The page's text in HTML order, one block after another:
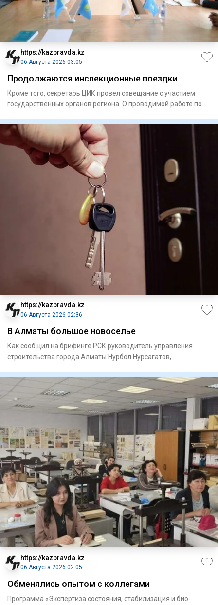
https://kazpravda.kz
06 Августа 2026 03:05
Продолжаются инспекционные поездки
Кроме того, секретарь ЦИК провел совещание с участием
государственных органов региона. О проводимой работе по
https://kazpravda.kz
06 Августа 2026 02:36
В Алматы большое новоселье
Как сообщил на брифинге РСК руководитель управления
строи­тельства города Алматы Нурбол Нурсагатов,
https://kazpravda.kz
06 Августа 2026 02:05
Обменялись опытом с коллегами
Программа «Экспертиза состоя­ния, стабилизация и био­